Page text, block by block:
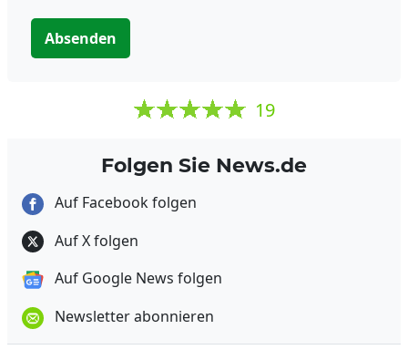
Absenden
19
Folgen Sie News.de
Auf Facebook folgen
Auf X folgen
Auf Google News folgen
Newsletter abonnieren